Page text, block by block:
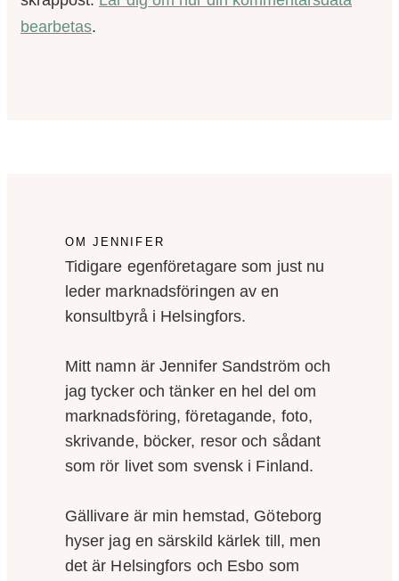
bearbetas.
OM JENNIFER
Tidigare egenföretagare som just nu
leder marknadsföringen av en
konsultbyrå i Helsingfors.
Mitt namn är Jennifer Sandström och
jag tycker och tänker en hel del om
marknadsföring, företagande, foto,
skrivande, böcker, resor och sådant
som rör livet som svensk i Finland.
Gällivare är min hemstad, Göteborg
hyser jag en särskild kärlek till, men
det är Helsingfors och Esbo som